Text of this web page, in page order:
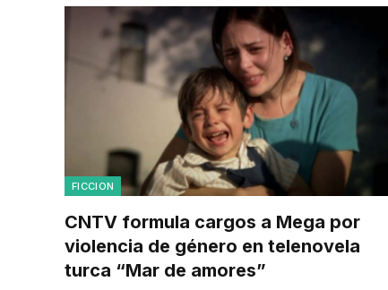
FICCION
CNTV formula cargos a Mega por
violencia de género en telenovela
turca “Mar de amores”